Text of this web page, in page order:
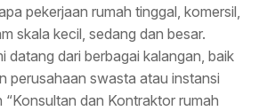
pekerjaan rumah tinggal, komersil,
skala kecil, sedang dan besar.
datang dari berbagai kalangan, baik
perusahaan swasta atau instansi
“Konsultan dan Kontraktor rumah